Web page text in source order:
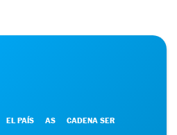
EL PAÍS AS CADENA SER